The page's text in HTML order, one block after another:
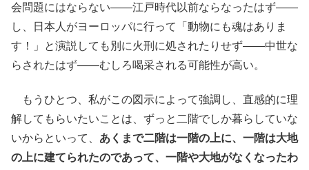
会問題にはならない――江戸時代以前ならなったはず――
し、日本人がヨーロッパに行って「動物にも魂はありま
す！」と演説しても別に火刑に処されたりせず――中世な
らされたはず――むしろ喝采される可能性が高い。
もうひとつ、私がこの図示によって強調し、直感的に理
解してもらいたいことは、ずっと二階でしか暮らしていな
いからといって、 あくまで二階は一階の上に、一階は大地
の上に建てられたのであって、一階や大地がなくなったわ